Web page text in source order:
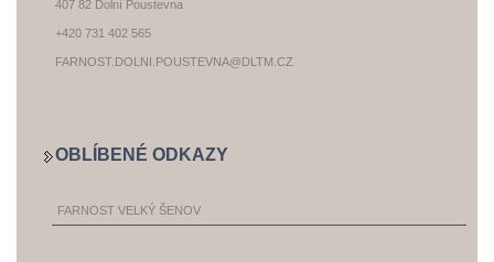
407 82 Dolní Poustevna
+420 731 402 565
FARNOST.DOLNI.POUSTEVNA@DLTM.CZ
OBLÍBENÉ ODKAZY
FARNOST VELKÝ ŠENOV